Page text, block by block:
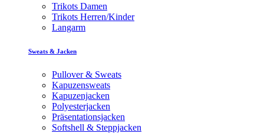
Trikots Damen
Trikots Herren/Kinder
Langarm
Sweats & Jacken
Pullover & Sweats
Kapuzensweats
Kapuzenjacken
Polyesterjacken
Präsentationsjacken
Softshell & Steppjacken